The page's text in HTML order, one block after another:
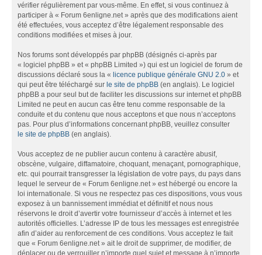
vérifier régulièrement par vous-même. En effet, si vous continuez à
participer à « Forum 6enligne.net » après que des modifications aient
été effectuées, vous acceptez d’être légalement responsable des
conditions modifiées et mises à jour.
Nos forums sont développés par phpBB (désignés ci-après par
« logiciel phpBB » et « phpBB Limited ») qui est un logiciel de forum de
discussions déclaré sous la « licence publique générale GNU 2.0 » et
qui peut être téléchargé sur le site de phpBB (en anglais). Le logiciel
phpBB a pour seul but de faciliter les discussions sur internet et phpBB
Limited ne peut en aucun cas être tenu comme responsable de la
conduite et du contenu que nous acceptons et que nous n’acceptons
pas. Pour plus d’informations concernant phpBB, veuillez consulter
le site de phpBB (en anglais).
Vous acceptez de ne publier aucun contenu à caractère abusif,
obscène, vulgaire, diffamatoire, choquant, menaçant, pornographique,
etc. qui pourrait transgresser la législation de votre pays, du pays dans
lequel le serveur de « Forum 6enligne.net » est hébergé ou encore la
loi internationale. Si vous ne respectez pas ces dispositions, vous vous
exposez à un bannissement immédiat et définitif et nous nous
réservons le droit d’avertir votre fournisseur d’accès à internet et les
autorités officielles. L’adresse IP de tous les messages est enregistrée
afin d’aider au renforcement de ces conditions. Vous acceptez le fait
que « Forum 6enligne.net » ait le droit de supprimer, de modifier, de
déplacer ou de verrouiller n’importe quel sujet et message à n’importe